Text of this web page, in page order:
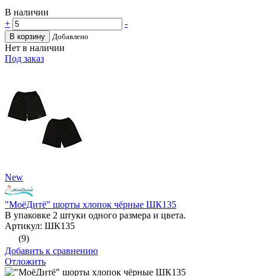
В наличии
+
-
В корзину Добавлено
Нет в наличии
Под заказ
New
"МоёДитё" шорты хлопок чёрные ШК135
В упаковке 2 штуки одного размера и цвета.
Артикул: ШК135
(9)
Добавить к сравнению
Отложить